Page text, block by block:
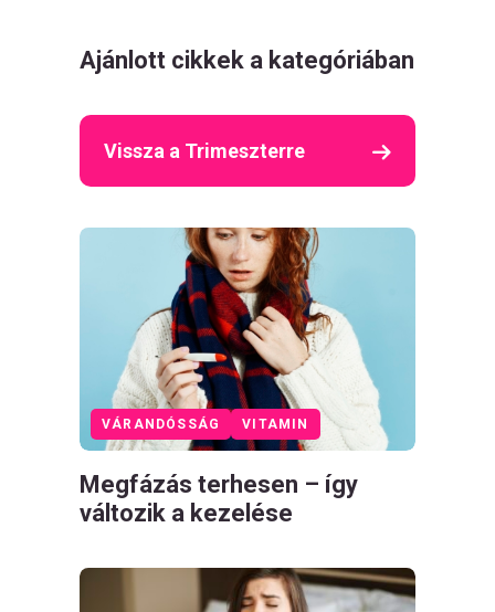
Ajánlott cikkek a kategóriában
Vissza a Trimeszterre
VÁRANDÓSSÁG VITAMIN
Megfázás terhesen – így
változik a kezelése